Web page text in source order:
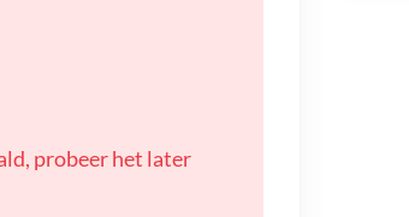
probeer het later